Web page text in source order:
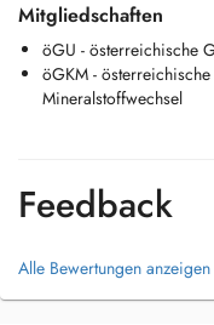
Mitgliedschaften
öGU - österreichische
öGKM -
Mineralstoffwechsel
Feedback
Alle Bewertungen anzeigen